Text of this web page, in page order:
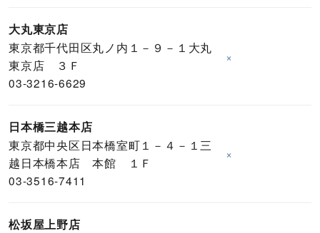
大丸東京店
東京都千代田区丸ノ内１－９－１大丸
東京店 ３Ｆ
03-3216-6629
×
日本橋三越本店
東京都中央区日本橋室町１－４－１三
越日本橋本店 本館 １Ｆ
03-3516-7411
×
松坂屋上野店